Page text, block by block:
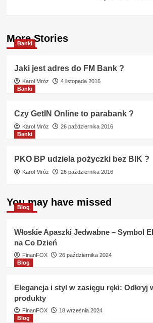
More Stories
Banki
Jaki jest adres do FM Bank ?
Karol Mróz
4 listopada 2016
Banki
Czy GetIN Online to parabank ?
Karol Mróz
26 października 2016
Banki
PKO BP udziela pożyczki bez BIK ?
Karol Mróz 26 października 2016
You may have missed
Blog
Włoskie Apaszki Jedwabne – Symbol
na Co Dzień
FinanFOX
26 października 2024
Blog
Elegancja i styl w zasięgu ręki: Odkryj
produkty
FinanFOX
18 września 2024
Blog